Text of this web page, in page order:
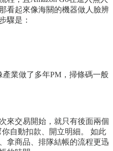
看起來像海關的機器做人臉辨
驟是：
業做了多年PM，掃條碼一般
來交易開始，就只有後面兩個
自動扣款、開立明細。 如此
拿商品、排隊結帳的流程更迅